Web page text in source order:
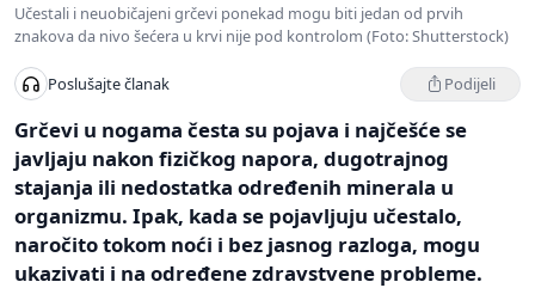
Učestali i neuobičajeni grčevi ponekad mogu biti jedan od prvih
znakova da nivo šećera u krvi nije pod kontrolom (Foto: Shutterstock)
Poslušajte članak Podijeli
Grčevi u nogama česta su pojava i najčešće se
javljaju nakon fizičkog napora, dugotrajnog
stajanja ili nedostatka određenih minerala u
organizmu. Ipak, kada se pojavljuju učestalo,
naročito tokom noći i bez jasnog razloga, mogu
ukazivati i na određene zdravstvene probleme.